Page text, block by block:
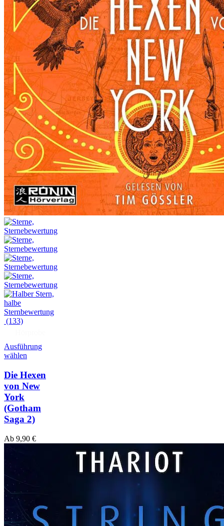
(133)
Ausführung
wählen
Die Hexen
von New
York
(Gotham
Saga 2)
Ab 9,90 €